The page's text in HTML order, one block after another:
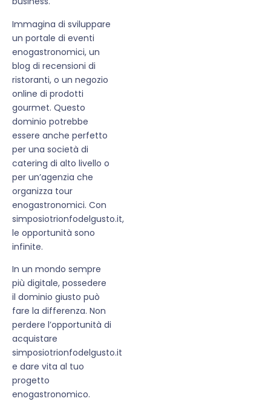
Immagina di sviluppare
un portale di eventi
enogastronomici, un
blog di recensioni di
ristoranti, o un negozio
online di prodotti
gourmet. Questo
dominio potrebbe
essere anche perfetto
per una società di
catering di alto livello o
per un’agenzia che
organizza tour
enogastronomici. Con
simposiotrionfodelgusto.it,
le opportunità sono
infinite.
In un mondo sempre
più digitale, possedere
il dominio giusto può
fare la differenza. Non
perdere l’opportunità di
acquistare
simposiotrionfodelgusto.it
e dare vita al tuo
progetto
enogastronomico.